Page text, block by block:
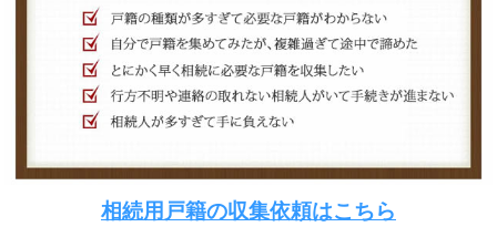
相続用戸籍の収集依頼はこちら